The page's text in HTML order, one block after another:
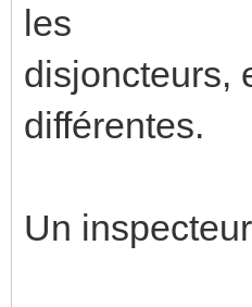
les
disjoncteurs,
différentes.
Un